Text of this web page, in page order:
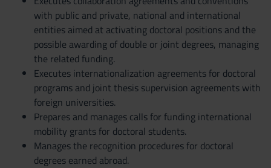
with public and private, national and international
entities aimed at activating doctoral positions and the
possible awarding of double or joint degrees, managing
the related funding.
Executes internationalization agreements for doctoral
programs and joint thesis supervision agreements with
foreign universities.
Prepares and manages calls for funding international
mobility grants for doctoral students.
Manages the recognition procedures for doctoral
degrees earned abroad.